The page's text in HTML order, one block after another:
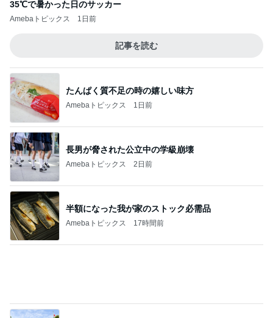
Amebaトピックス 2日前
半額になった我が家のストック必需品
Amebaトピックス 17時間前
急遽決めた箱根と三嶋大社への旅行
Amebaトピックス 24時間前